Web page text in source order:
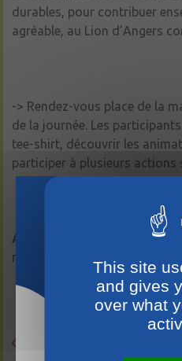
durables, pour contribuer
agréable, au Lion d’Angers
-> Rendez-vous place de la
de la journée. Les
tee-shirt, découvrir les
participer à plusieurs actions
Au programme :
différents
moment convivial pour
This site
and gives
over what